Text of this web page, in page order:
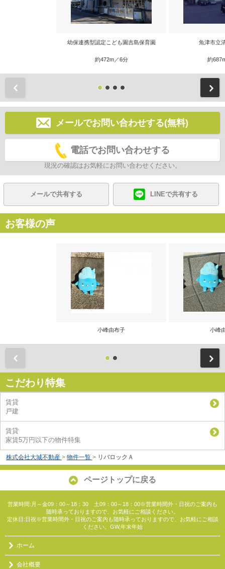
幼保連携型認定こども園吉島保育園
約472m／6分
魚津市立
約
メールでお問い合わせする(無料)
電話でお問い合わせする
現況の確認はお気軽にお問い合わせください。
メールで共有する LINEで共有する
お客様の声
小峰由布子 小峰
こだわり特集
賃貸
戸建
賃貸
家賃5万円以下の物件特集
株式会社大城不動産 > 物件一覧 > リバロックＡ
ページトップに戻る
営業時間:月～金09：00～18：30 土09：00～18：00※営業時間外・日祝のご案内も
随時承っておりますので、お気軽にご相談ください。
定休日:日祝※営業時間外・日祝のご案内も随時承っておりますので、お気軽にご相談
ください。GW,年末年始
ホーム
会社概要